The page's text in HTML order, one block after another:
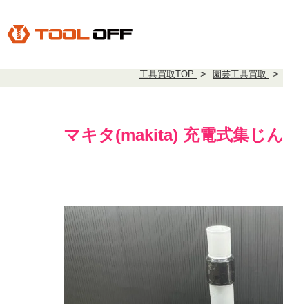
工具買取TOP 園芸工具買取
マキタ(makita) 充電式集じ